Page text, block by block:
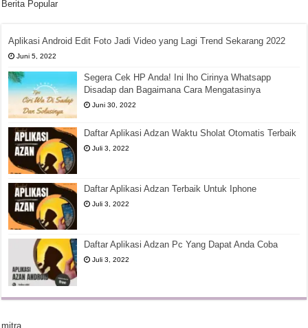
Berita Popular
Aplikasi Android Edit Foto Jadi Video yang Lagi Trend Sekarang 2022
Juni 5, 2022
Segera Cek HP Anda! Ini lho Cirinya Whatsapp
Disadap dan Bagaimana Cara Mengatasinya
Juni 30, 2022
Daftar Aplikasi Adzan Waktu Sholat Otomatis Terbaik
Juli 3, 2022
Daftar Aplikasi Adzan Terbaik Untuk Iphone
Juli 3, 2022
Daftar Aplikasi Adzan Pc Yang Dapat Anda Coba
Juli 3, 2022
mitra